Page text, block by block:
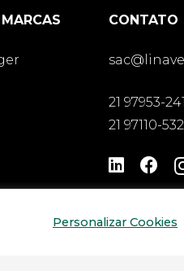
CONTATO
21 97953-
21 97110-
Personalizar Cookies